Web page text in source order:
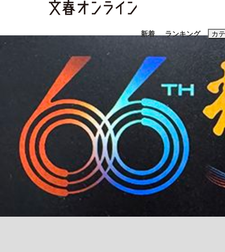
新着 ランキング カ
スクープ ニュー
「90%は失敗する。でも…」本田圭佑が初
終戦から81年
おすすめの
#藤田晋 #三
#玉木雄一郎